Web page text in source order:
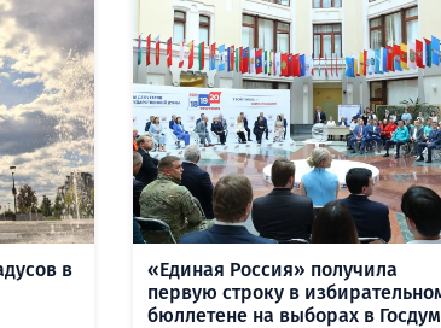
в
«Единая Россия» получила
первую строку в
бюллетене на выборах в